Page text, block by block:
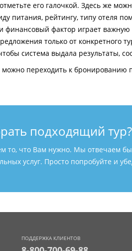
его галочкой. Здесь же
питания, рейтингу, типу отеля
финансовый фактор играет важную
только от конкретного
система выдала результаты,
переходить к бронированию
подходящий тур?
то, что Вам нужно. Мы отвечаем
услуг. Просто попробуйте и
ПОДДЕРЖКА КЛИЕНТОВ